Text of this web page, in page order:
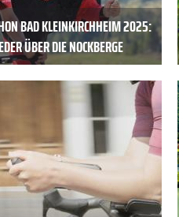
BAD KLEINKIRCHHEIM 2025:
ÜBER DIE NOCKBERGE